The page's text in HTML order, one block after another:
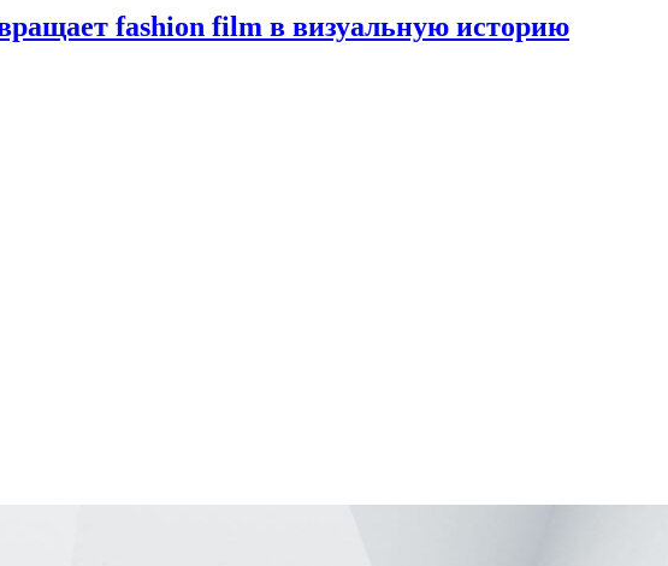
fashion film в визуальную историю